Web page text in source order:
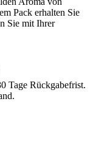
Pack erhalten Sie
Sie mit Ihrer
Tage Rückgabefrist.